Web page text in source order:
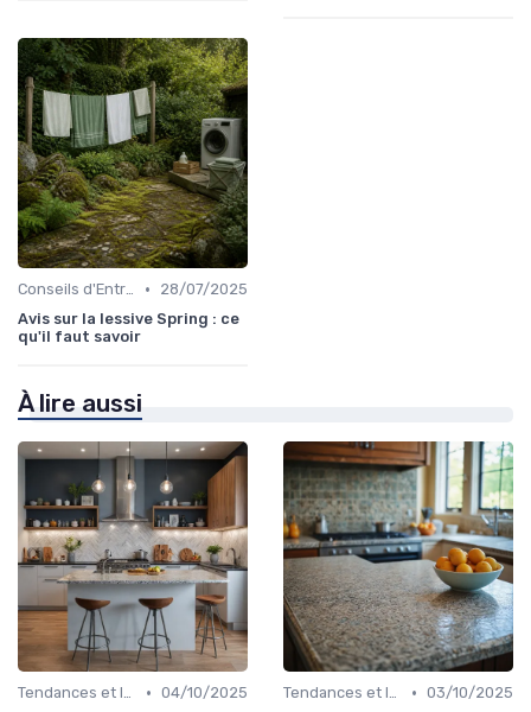
Conseils d'Entretien •
28/07/2025
Avis sur la lessive Spring : ce
qu'il faut savoir
À lire aussi
Tendances et Innovations • 04/10/2025
Tendances et Innovations • 03/10/2025